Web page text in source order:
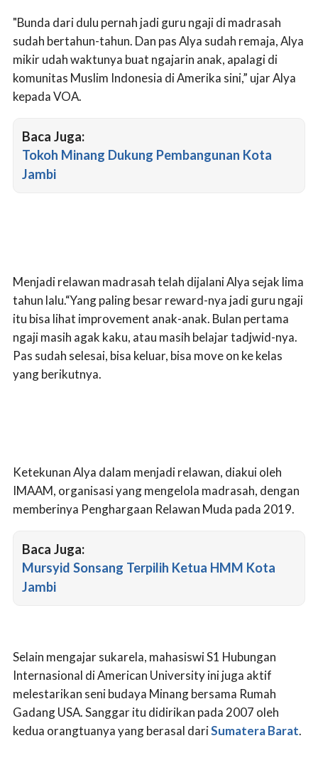
"Bunda dari dulu pernah jadi guru ngaji di madrasah
sudah bertahun-tahun. Dan pas Alya sudah remaja, Alya
mikir udah waktunya buat ngajarin anak, apalagi di
komunitas Muslim Indonesia di Amerika sini,” ujar Alya
kepada VOA.
Baca Juga:
Tokoh Minang Dukung Pembangunan Kota
Jambi
Menjadi relawan madrasah telah dijalani Alya sejak lima
tahun lalu.“Yang paling besar reward-nya jadi guru ngaji
itu bisa lihat improvement anak-anak. Bulan pertama
ngaji masih agak kaku, atau masih belajar tadjwid-nya.
Pas sudah selesai, bisa keluar, bisa move on ke kelas
yang berikutnya.
Ketekunan Alya dalam menjadi relawan, diakui oleh
IMAAM, organisasi yang mengelola madrasah, dengan
memberinya Penghargaan Relawan Muda pada 2019.
Baca Juga:
Mursyid Sonsang Terpilih Ketua HMM Kota
Jambi
Selain mengajar sukarela, mahasiswi S1 Hubungan
Internasional di American University ini juga aktif
melestarikan seni budaya Minang bersama Rumah
Gadang USA. Sanggar itu didirikan pada 2007 oleh
kedua orangtuanya yang berasal dariSumatera Barat.